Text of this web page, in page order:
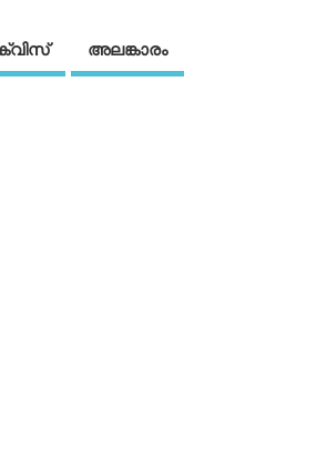
അലങ്കാരം